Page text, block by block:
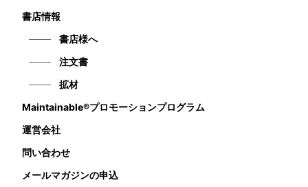
書店情報
書店様へ
注文書
拡材
Maintainable®プロモーションプログラム
運営会社
問い合わせ
メールマガジンの申込